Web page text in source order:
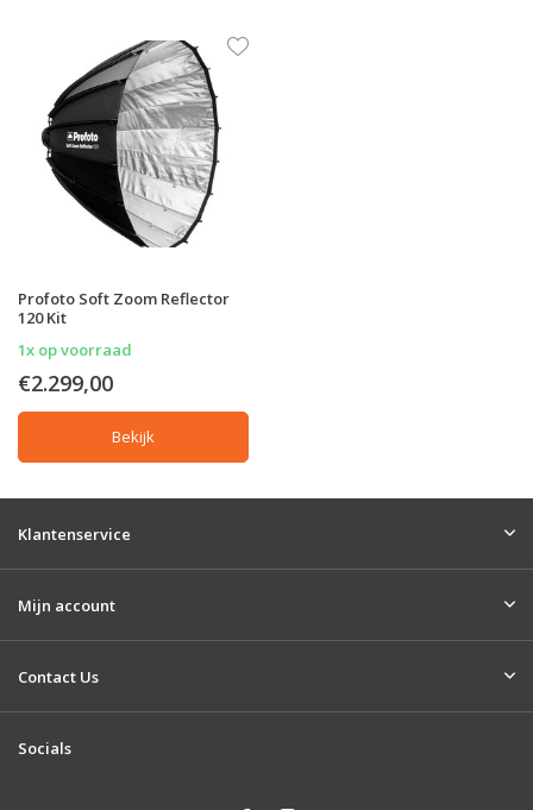
Profoto Soft Zoom Reflector
120 Kit
1x op voorraad
€2.299,00
Bekijk
Klantenservice
Mijn account
Contact Us
Socials